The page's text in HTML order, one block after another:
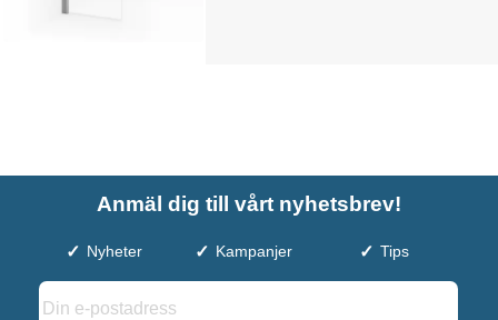
Anmäl dig till vårt nyhetsbrev!
Nyheter Kampanjer Tips